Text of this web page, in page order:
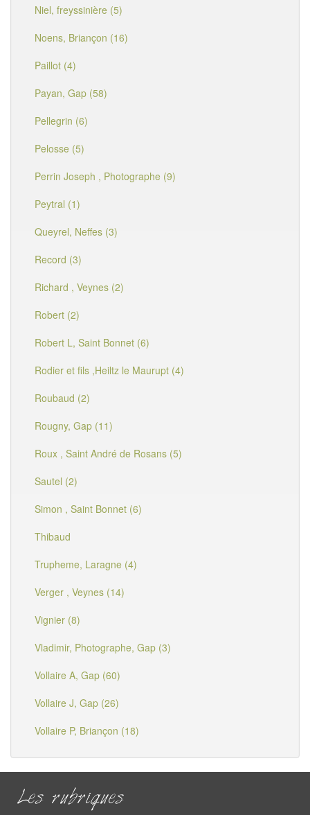
Niel, freyssinière (5)
Noens, Briançon (16)
Paillot (4)
Payan, Gap (58)
Pellegrin (6)
Pelosse (5)
Perrin Joseph , Photographe (9)
Peytral (1)
Queyrel, Neffes (3)
Record (3)
Richard , Veynes (2)
Robert (2)
Robert L, Saint Bonnet (6)
Rodier et fils ,Heiltz le Maurupt (4)
Roubaud (2)
Rougny, Gap (11)
Roux , Saint André de Rosans (5)
Sautel (2)
Simon , Saint Bonnet (6)
Thibaud
Trupheme, Laragne (4)
Verger , Veynes (14)
Vignier (8)
Vladimir, Photographe, Gap (3)
Vollaire A, Gap (60)
Vollaire J, Gap (26)
Vollaire P, Briançon (18)
Les rubriques